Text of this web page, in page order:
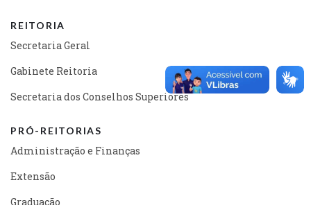
REITORIA
Secretaria Geral
Gabinete Reitoria
Secretaria dos Conselhos Superiores
PRÓ-REITORIAS
Administração e Finanças
Extensão
Graduação